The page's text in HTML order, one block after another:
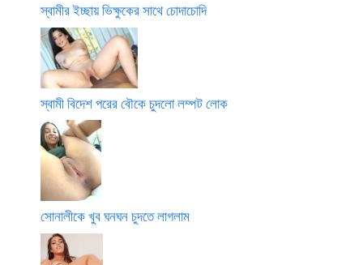
স্বামীর ইচ্ছায় ভিক্ষুকের সাথে চোদাচোদি
স্বামী বিদেশ পরের বৌকে চুদলো লম্পট লোক
সোনালীকে খুব ঘনঘন চুদতে লাগলাম